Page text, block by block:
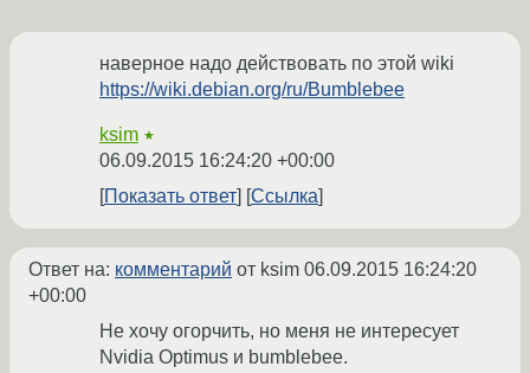
наверное надо действовать по этой wiki
https://wiki.debian.org/ru/Bumblebee
ksim ★
06.09.2015 16:24:20 +00:00
Показать ответ
Ссылка
Ответ на: комментарий от ksim 06.09.2015 16:24:20
+00:00
Не хочу огорчить, но меня не интересует
Nvidia Optimus и bumblebee.